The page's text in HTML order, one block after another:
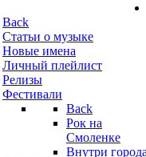
Back
Статьи о музыке
Новые имена
Личный плейлист
Релизы
Фестивали
Back
Рок на
Смоленке
Внутри